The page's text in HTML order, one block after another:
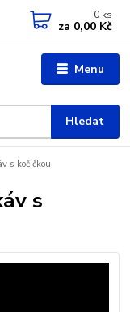
Menu
Hledat
0 ks
za 0,00 Kč
s kočičkou
s